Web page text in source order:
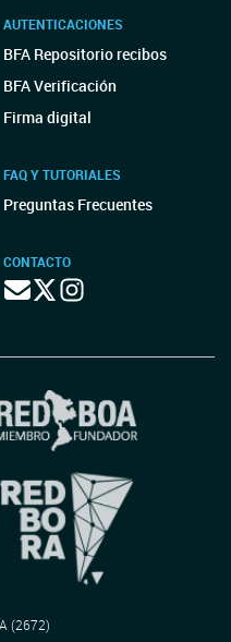
AUTENTICACIONES
BFA Repositorio recibos
BFA Verificación
Firma digital
FAQ Y TUTORIALES
Preguntas Frecuentes
CONTACTO
(2672)